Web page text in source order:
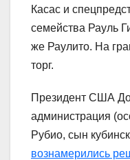
Касас и
семейства Рауль
же Раулито. На
торг.
Президент США
администрация
Рубио, сын
вознамерились